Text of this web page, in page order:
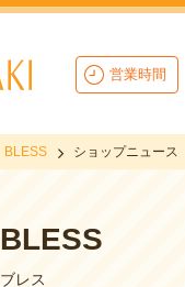
営業時間
BLESS ショップニュース
BLESS
ブレス